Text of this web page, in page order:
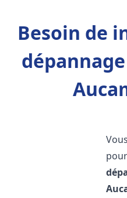
Besoin de